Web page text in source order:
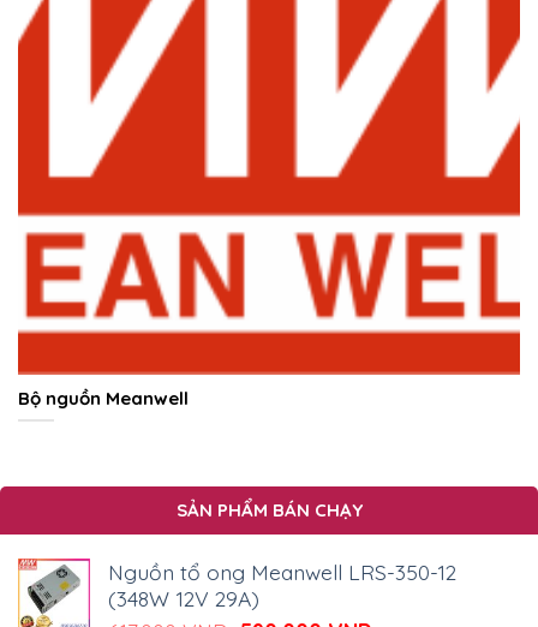
Bộ nguồn Meanwell
SẢN PHẨM BÁN CHẠY
Nguồn tổ ong Meanwell LRS-350-12
(348W 12V 29A)